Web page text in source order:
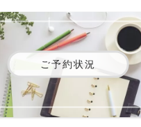
ご予約状況